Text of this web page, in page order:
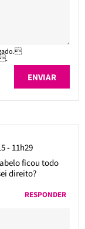
.
- 11h29
ficou todo
direito?
RESPONDER